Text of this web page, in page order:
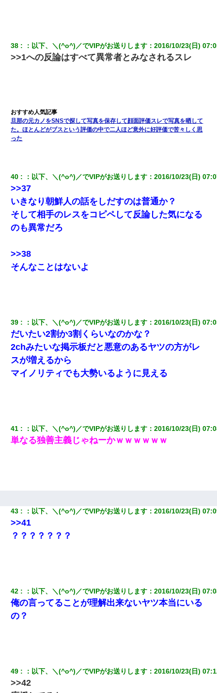
38 ： 以下、＼(^o^)／でVIPがお送りします ：2016/10/23(日)
>>1への反論はすべて異常者とみなされるスレ
旦那の元カノをSNSで探して写真を保存して顔面評価スレで写真を晒して
た。ほとんどがブスという評価の中で二人ほど意外に好評価で苦々しく思
った
40 ： 以下、＼(^o^)／でVIPがお送りします ：2016/10/23(日)
>>37
いきなり朝鮮人の話をしだすのは普通か？
そして相手のレスをコピペして反論した気になる
のも異常だろ
>>38
そんなことはないよ
39 ： 以下、＼(^o^)／でVIPがお送りします ：2016/10/23(日)
だいたい2割か3割くらいなのかな？
2chみたいな掲示板だと悪意のあるヤツの方がレ
スが増えるから
マイノリティでも大勢いるように見える
41 ： 以下、＼(^o^)／でVIPがお送りします ：2016/10/23(日)
単なる独善主義じゃねーかｗｗｗｗｗｗ
43 ： 以下、＼(^o^)／でVIPがお送りします ：2016/10/23(日)
>>41
？？？？？？？
42 ： 以下、＼(^o^)／でVIPがお送りします ：2016/10/23(日)
俺の言ってることが理解出来ないヤツ本当にいる
の？
49 ： 以下、＼(^o^)／でVIPがお送りします ：2016/10/23(日)
>>42